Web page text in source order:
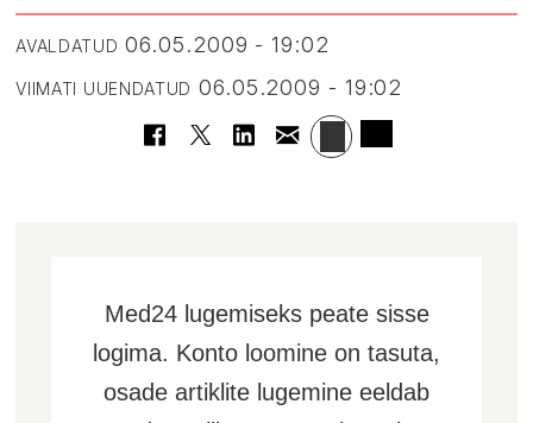
AVALDATUD 06.05.2009 - 19:02
VIIMATI UUENDATUD 06.05.2009 - 19:02
Med24 lugemiseks peate sisse
logima. Konto loomine on tasuta,
osade artiklite lugemine eeldab